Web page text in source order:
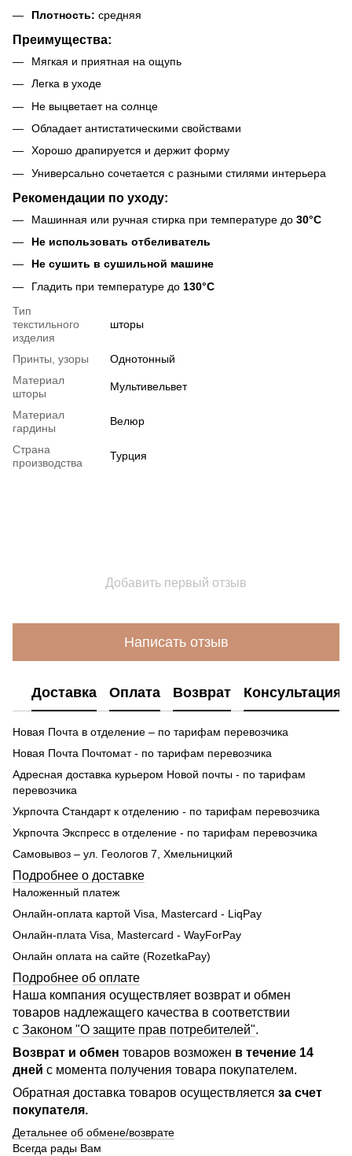
Плотность: средняя
Преимущества:
Мягкая и приятная на ощупь
Легка в уходе
Не выцветает на солнце
Обладает антистатическими свойствами
Хорошо драпируется и держит форму
Универсально сочетается с разными стилями интерьера
Рекомендации по уходу:
Машинная или ручная стирка при температуре до 30°C
Не использовать отбеливатель
Не сушить в сушильной машине
Гладить при температуре до 130°C
Тип
текстильного
изделия
шторы
Принты, узоры
Однотонный
Материал
шторы
Мультивельвет
Материал
гардины
Велюр
Страна
производства
Турция
Добавить первый отзыв
Написать отзыв
Доставка Оплата Возврат Консультация
Новая Почта в отделение – по тарифам перевозчика
Новая Почта Почтомат - по тарифам перевозчика
Адресная доставка курьером Новой почты - по тарифам
перевозчика
Укрпочта Стандарт к отделению - по тарифам перевозчика
Укрпочта Экспресс в отделение - по тарифам перевозчика
Самовывоз – ул. Геологов 7, Хмельницкий
Подробнее о доставке
Наложенный платеж
Онлайн-оплата картой Visa, Mastercard - LiqPay
Онлайн-плата Visa, Mastercard - WayForPay
Онлайн оплата на сайте (RozetkaPay)
Подробнее об оплате
Наша компания осуществляет возврат и обмен
товаров надлежащего качества в соответствии
с Законом "О защите прав потребителей".
Возврат и обмен товаров возможен в течение 14
дней с момента получения товара покупателем.
Обратная доставка товаров осуществляется за счет
покупателя.
Детальнее об обмене/возврате
Всегда рады Вам